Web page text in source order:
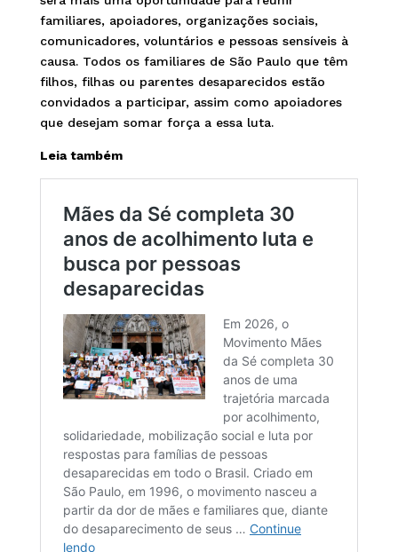
familiares, apoiadores, organizações sociais,
comunicadores, voluntários e pessoas sensíveis à
causa. Todos os familiares de São Paulo que têm
filhos, filhas ou parentes desaparecidos estão
convidados a participar, assim como apoiadores
que desejam somar força a essa luta.
Leia também